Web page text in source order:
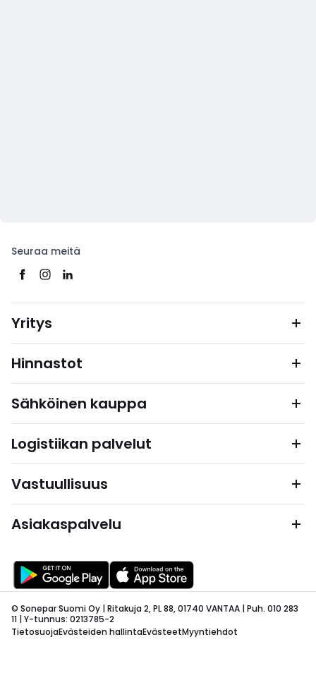
Seuraa meitä
Yritys
Hinnastot
Sähköinen kauppa
Logistiikan palvelut
Vastuullisuus
Asiakaspalvelu
© Sonepar Suomi Oy | Ritakuja 2, PL 88, 01740 VANTAA | Puh. 010 283
11 | Y-tunnus: 0213785-2
TietosuojaEvästeiden hallintaEvästeetMyyntiehdot